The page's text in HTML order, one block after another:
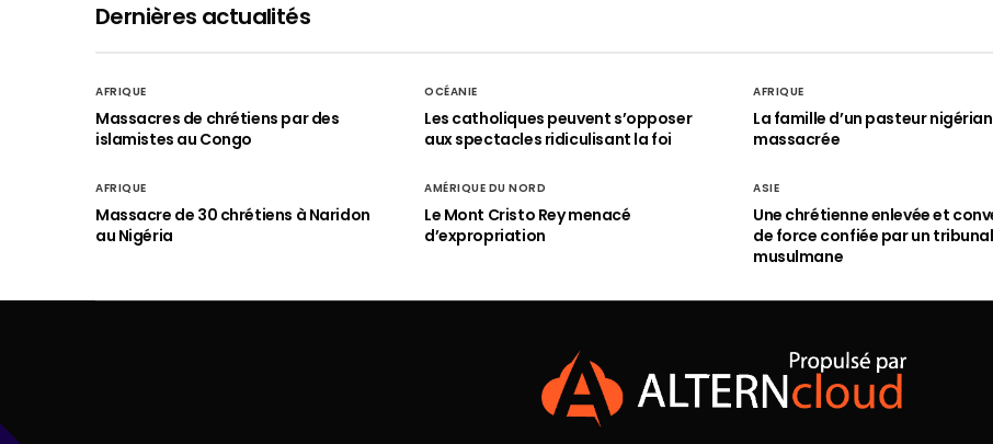
Dernières actualités
AFRIQUE
Massacres de chrétiens par des
islamistes au Congo
OCÉANIE
Les catholiques peuvent s’opposer
aux spectacles ridiculisant la foi
AFRIQUE
La famille d’un pasteur nigérian
massacrée
AFRIQUE
Massacre de 30 chrétiens à Naridon
au Nigéria
AMÉRIQUE DU NORD
Le Mont Cristo Rey menacé
d’expropriation
ASIE
Une chrétienne enlevée et
de force confiée par un
musulmane